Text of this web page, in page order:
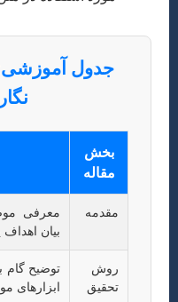
جدول آموزشی:
بخش
مقاله
مقدمه
معرفی
بیان
روش
تحقیق
توضیح گام
ابزارهای